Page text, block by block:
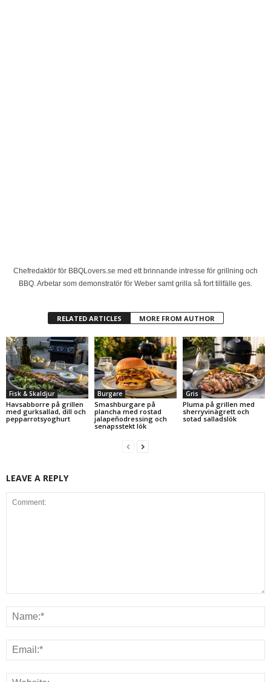
Chefredaktör för BBQLovers.se med ett brinnande intresse för grillning och
BBQ. Arbetar som demonstratör för Weber samt grilla så fort tillfälle ges.
RELATED ARTICLES MORE FROM AUTHOR
Fisk & Skaldjur
Havsabborre på grillen
med gurksallad, dill och
pepparrotsyoghurt
Burgare
Smashburgare på
plancha med rostad
jalapeñodressing och
senapsstekt lök
Gris
Pluma på grillen med
sherryvinägrett och
sotad salladslök
LEAVE A REPLY